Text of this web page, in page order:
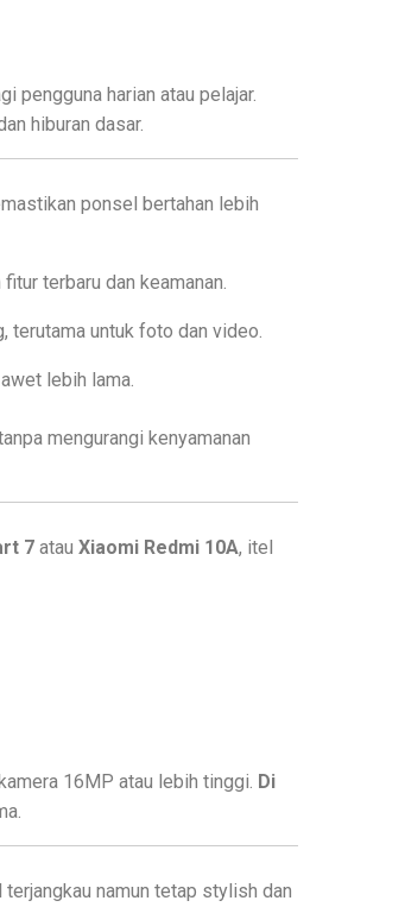
pengguna harian atau pelajar.
hiburan dasar.
ponsel bertahan lebih
terbaru dan keamanan.
terutama untuk foto dan video.
lebih lama.
mengurangi kenyamanan
7atau Xiaomi Redmi 10A, itel
16MP atau lebih tinggi. Di
namun tetap stylish dan